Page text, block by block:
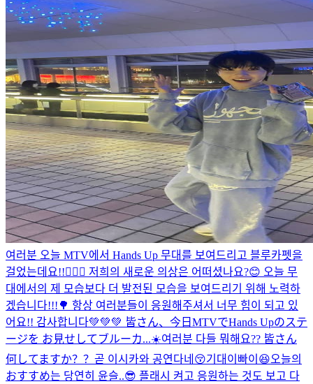
여러분 오늘 MTV에서 Hands Up 무대를 보여드리고 블루카펫을
걸었는데요!!🙋🏻‍♂️ 저희의 새로운 의상은 어떠셨나요?😊 오늘 무
대에서의 제 모습보다 더 발전된 모습을 보여드리기 위해 노력하
겠습니다!!!🌳 항상 여러분들이 응원해주셔서 너무 힘이 되고 있
어요!! 감사합니다💚💚💚 皆さん、今日MTVでHands Upのステ
ージを お見せしてブルーカ...☀️여러분 다들 뭐해요?? 皆さん
何してますか？？ 곧 이시카와 공연다네😚기대이빠이😆오늘의
おすすめ는 당연히 윤슬..😎 플래시 켜고 응원하는 것도 보고 다